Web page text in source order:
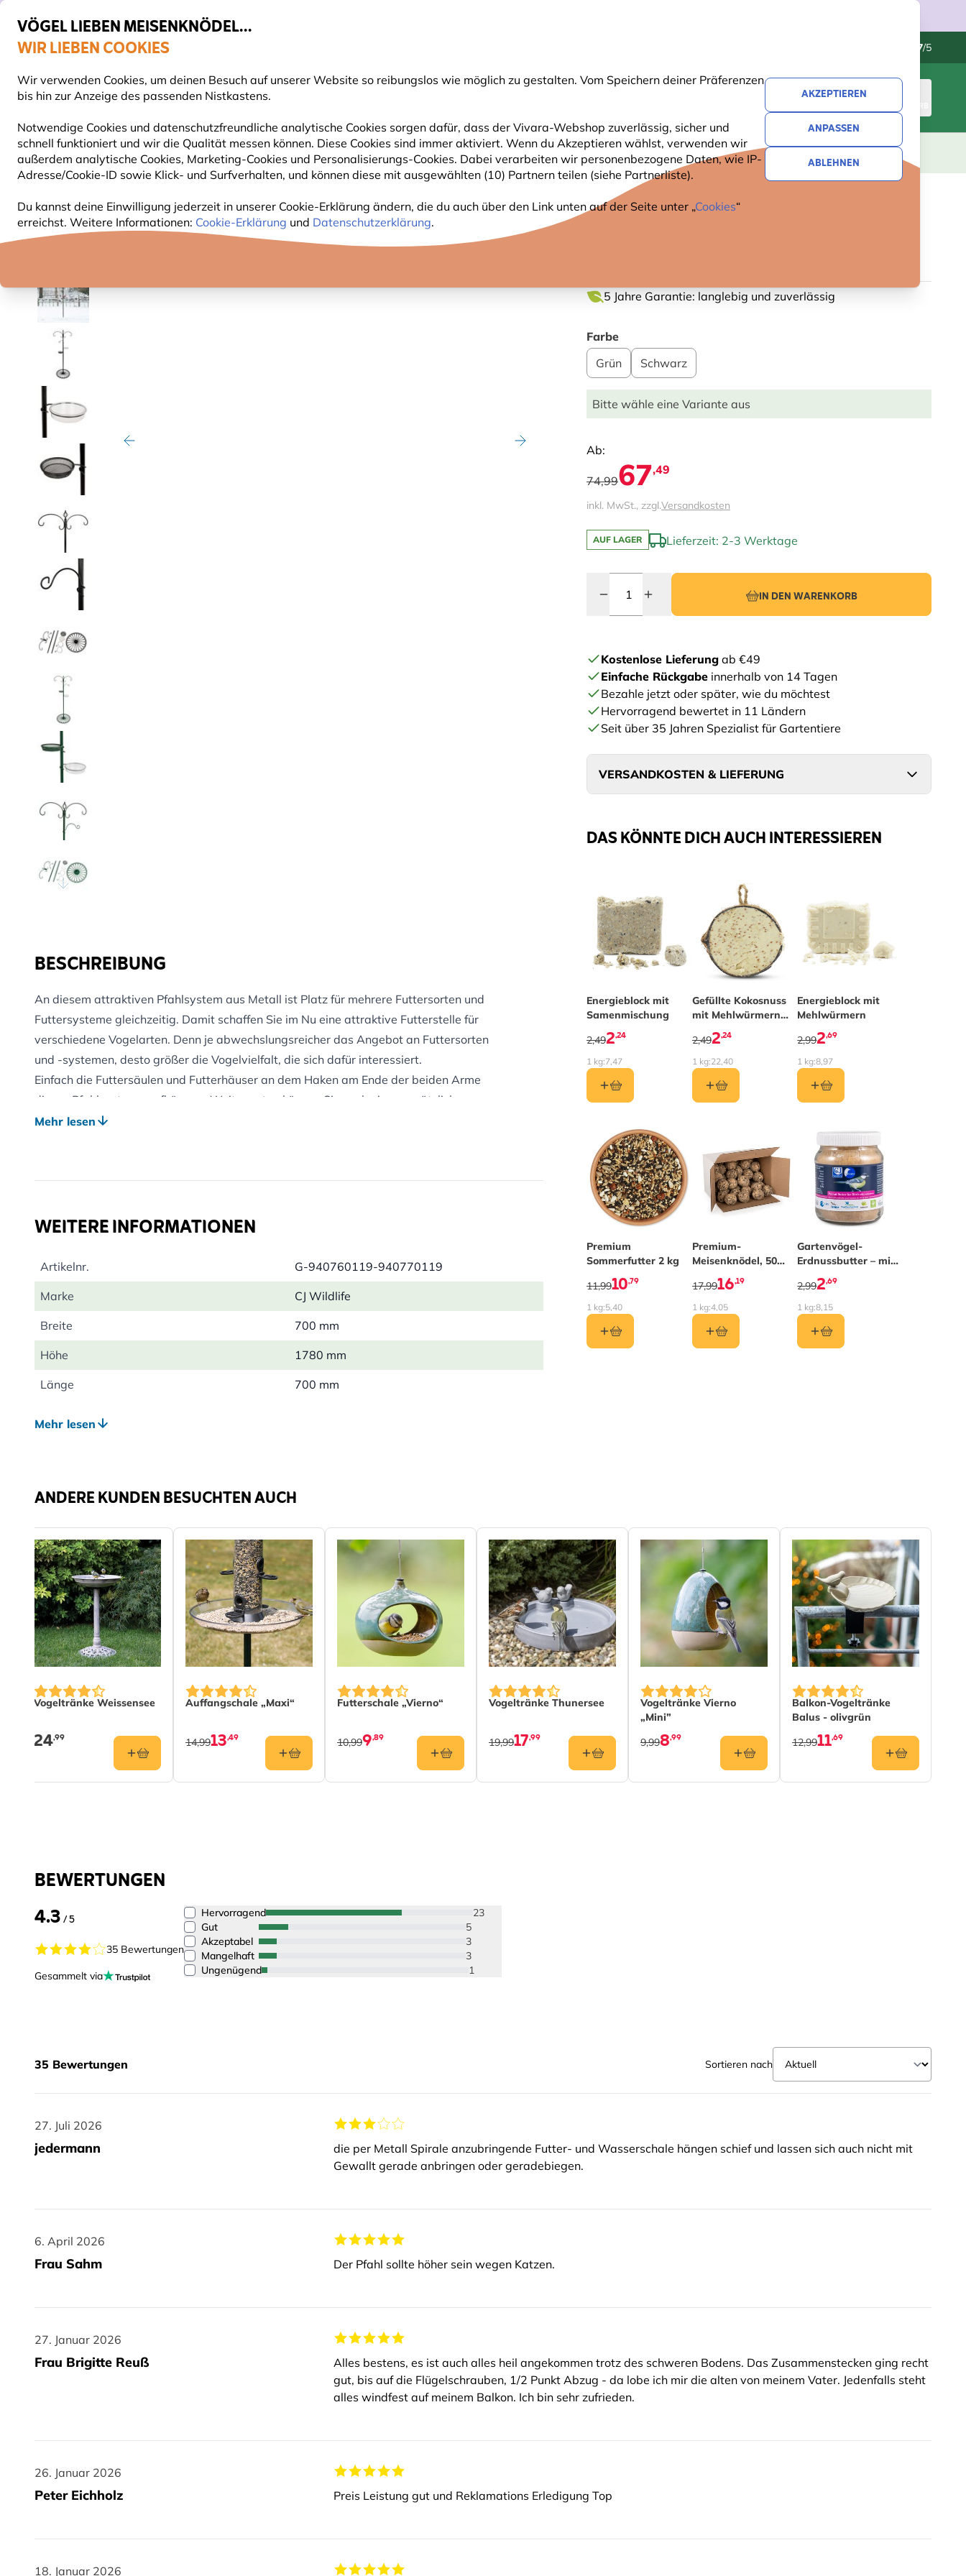
VÖGEL LIEBEN MEISENKNÖDEL...
WIR LIEBEN COOKIES
Wir verwenden Cookies, um deinen Besuch auf unserer Website so reibungslos wie möglich zu gestalten. Vom Speichern deiner Präferenzen
bis hin zur Anzeige des passenden Nistkastens.
Notwendige Cookies und datenschutzfreundliche analytische Cookies sorgen dafür, dass der Vivara-Webshop zuverlässig, sicher und
schnell funktioniert und wir die Qualität messen können. Diese Cookies sind immer aktiviert. Wenn du Akzeptieren wählst, verwenden wir
außerdem analytische Cookies, Marketing-Cookies und Personalisierungs-Cookies. Dabei verarbeiten wir personenbezogene Daten, wie IP-
Adresse/Cookie-ID sowie Klick- und Surfverhalten, und können diese mit ausgewählten (10) Partnern teilen (siehe Partnerliste).
Du kannst deine Einwilligung jederzeit in unserer Cookie-Erklärung ändern, die du auch über den Link unten auf der Seite unter „Cookies“
erreichst. Weitere Informationen: Cookie-Erklärung und Datenschutzerklärung.
AKZEPTIEREN
ANPASSEN
ABLEHNEN
Gratis Versand ab 49 € 4.7/5
Suche
WARENKORB
VOGELFUTTER FUTTERHÄUSER NISTKÄSTEN GARTENTIERE PFLANZEN NATURBEOBACHTUNG GESCHENKE NEUHEITEN ANGEBOTE
10% RABATT
5 Jahre Garantie: langlebig und zuverlässig
Farbe
Grün
Schwarz
Bitte wähle eine Variante aus
Ab:
74,9967,49
inkl. MwSt., zzgl.Versandkosten
AUF LAGER Lieferzeit: 2-3 Werktage
IN DEN WARENKORB
Kostenlose Lieferung ab €49
Einfache Rückgabe innerhalb von 14 Tagen
Bezahle jetzt oder später, wie du möchtest
Hervorragend bewertet in 11 Ländern
Seit über 35 Jahren Spezialist für Gartentiere
VERSANDKOSTEN & LIEFERUNG
DAS KÖNNTE DICH AUCH INTERESSIEREN
Energieblock mit
Samenmischung
2,24
2,49
1 kg:7,47
Gefüllte Kokosnuss
mit Mehlwürmern
und Insekten halb
2,24
2,49
1 kg:22,40
Energieblock mit
Mehlwürmern
2,69
2,99
1 kg:8,97
Premium
Sommerfutter 2 kg
10,79
11,99
1 kg:5,40
Premium-
Meisenknödel, 50
Stück im Karton
16,19
17,99
1 kg:4,05
Gartenvögel-
Erdnussbutter – mit
Mehlwürmern
2,69
2,99
1 kg:8,15
BESCHREIBUNG
An diesem attraktiven Pfahlsystem aus Metall ist Platz für mehrere Futtersorten und
Futtersysteme gleichzeitig. Damit schaffen Sie im Nu eine attraktive Futterstelle für
verschiedene Vogelarten. Denn je abwechslungsreicher das Angebot an Futtersorten
und -systemen, desto größer die Vogelvielfalt, die sich dafür interessiert.
Einfach die Futtersäulen und Futterhäuser an dem Haken am Ende der beiden Arme
dieses Pfahlsystems aufhängen. Weiter unten können Sie noch einen zusätzlichen
Haken für kleinere Leckerbissen befestigen sowie zwei Schalen montieren: eine für
lassen. Eis dehnt sich aus und kann die Schüssel zerstören.
Pfahl steckt in einem Basisfuß, der auf jedem Untergrund festen Halt bietet. Dieses
Mehr lesen
WEITERE INFORMATIONEN
Artikelnr. G-940760119-940770119
Marke CJ Wildlife
Breite 700 mm
Höhe 1780 mm
Länge 700 mm
Mehr lesen
ANDERE KUNDEN BESUCHTEN AUCH
Vogeltränke Weissensee
24,99
Auffangschale „Maxi“
13,49
14,99
Futterschale „Vierno“
9,89
10,99
Vogeltränke Thunersee
17,99
19,99
Vogeltränke Vierno
„Mini”
8,99
9,99
Balkon-Vogeltränke
Balus - olivgrün
11,69
12,99
BEWERTUNGEN
4.3/ 5
35 Bewertungen
Gesammelt via
Hervorragend
23
Gut
5
Akzeptabel
3
Mangelhaft
3
Ungenügend
1
35 Bewertungen Sortieren nach
27. Juli 2026
27. Juli 2026
jedermann
die per Metall Spirale anzubringende Futter- und Wasserschale hängen schief und lassen sich auch nicht mit
Gewallt gerade anbringen oder geradebiegen.
6. April 2026
6. April 2026
Frau Sahm Der Pfahl sollte höher sein wegen Katzen.
27. Januar 2026
27. Januar 2026
Frau Brigitte Reuß
Alles bestens, es ist auch alles heil angekommen trotz des schweren Bodens. Das Zusammenstecken ging recht
gut, bis auf die Flügelschrauben, 1/2 Punkt Abzug - da lobe ich mir die alten von meinem Vater. Jedenfalls steht
alles windfest auf meinem Balkon. Ich bin sehr zufrieden.
26. Januar 2026
26. Januar 2026
Peter Eichholz Preis Leistung gut und Reklamations Erledigung Top
18. Januar 2026
18. Januar 2026